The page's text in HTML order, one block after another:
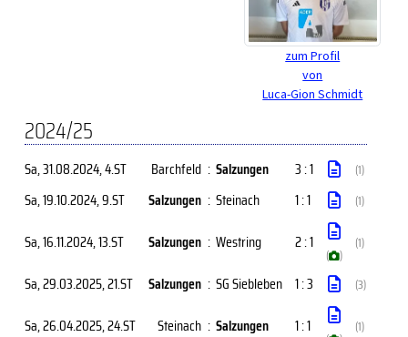
zum Profil
von
Luca-Gion Schmidt
2024/25
Sa, 31.08.2024, 4.ST Barchfeld : Salzungen 3 : 1 (1)
Sa, 19.10.2024, 9.ST Salzungen : Steinach 1 : 1 (1)
Sa, 16.11.2024, 13.ST Salzungen : Westring 2 : 1
( )
(1)
Sa, 29.03.2025, 21.ST Salzungen : SG Siebleben 1 : 3 (3)
Sa, 26.04.2025, 24.ST Steinach : Salzungen 1 : 1 (1)